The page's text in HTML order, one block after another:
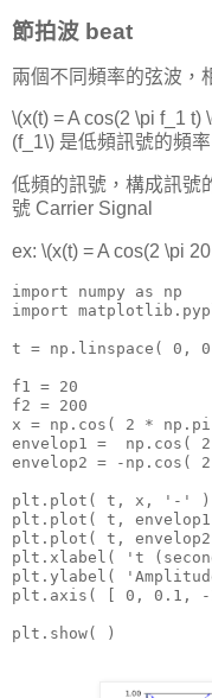
節拍波 beat
兩個不同頻率的弦波，
\(x(t) = A cos(2 \pi f_1 t)
(f_1\) 是低頻訊號的頻
低頻的訊號，構成訊號
號 Carrier Signal
ex: \(x(t) = A cos(2 \pi
import numpy as np
import
t = np.linspace( 0,
f1 = 20
f2 = 200
x = np.cos( 2 *
envelop1 =
envelop2 = -
plt.plot( t, x, '-'
plt.plot( t,
plt.plot( t,
plt.xlabel( 't
plt.ylabel(
plt.axis( [ 0, 0.1,
plt.show( )